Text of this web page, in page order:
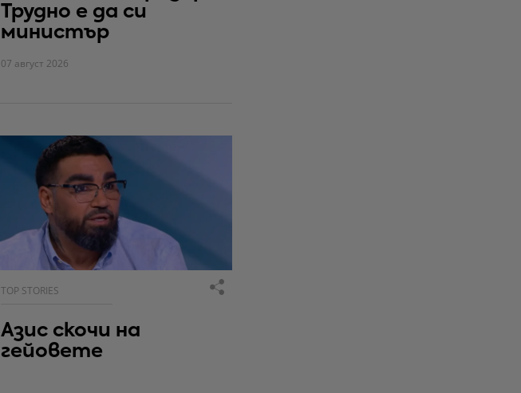
Трудно е да си
министър
07 август 2026
TOP STORIES
Азис скочи на
гейовете